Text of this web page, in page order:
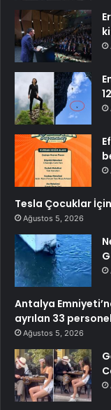
Tesla Çocuklar
Ağustos 5, 2026
Antalya
ayrılan 33
Ağustos 5, 2026